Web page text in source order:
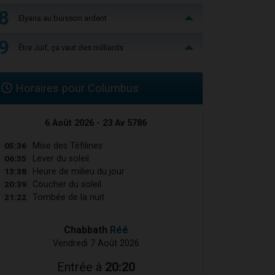
Elyana au buisson ardent
Être Juif, ça vaut des milliards
Horaires pour Columbus
6 Août 2026 - 23 Av 5786
05:36 Mise des Téfilines
06:35 Lever du soleil
13:38 Heure de milieu du jour
20:39 Coucher du soleil
21:22 Tombée de la nuit
Chabbath Réé
Vendredi 7 Août 2026
Entrée à 20:20